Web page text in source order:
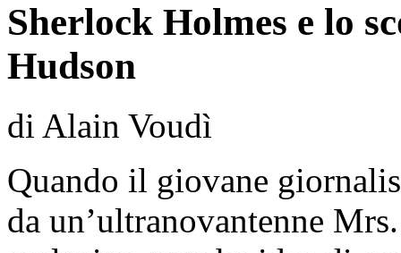
Sherlock Holmes e lo
Hudson
di Alain Voudì
Quando il giovane
da un’ultranovantenne